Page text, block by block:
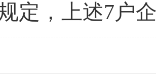
定，上述7户